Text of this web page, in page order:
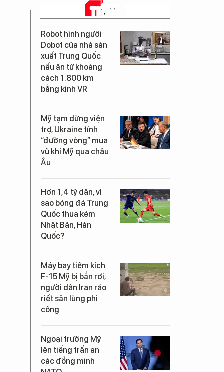
TIN MỚI
Robot hình người
Dobot của nhà sản
xuất Trung Quốc
nấu ăn từ khoảng
cách 1.800 km
bằng kính VR
Mỹ tạm dừng viện
trợ, Ukraine tính
“đường vòng” mua
vũ khí Mỹ qua châu
Âu
Hơn 1,4 tỷ dân, vì
sao bóng đá Trung
Quốc thua kém
Nhật Bản, Hàn
Quốc?
Máy bay tiêm kích
F-15 Mỹ bị bắn rơi,
người dân Iran ráo
riết săn lùng phi
công
Ngoại trưởng Mỹ
lên tiếng trấn an
các đồng minh